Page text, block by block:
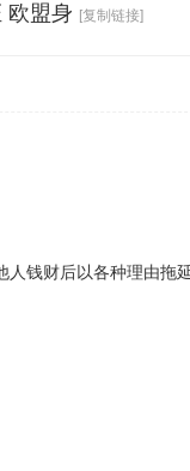
欧盟身 [复制链接]
钱财后以各种理由拖